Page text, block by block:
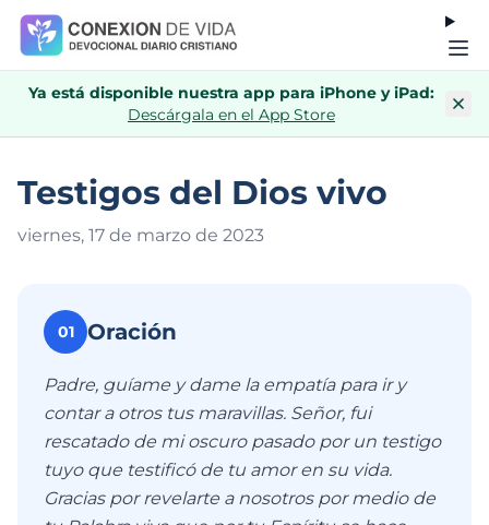
Ya está disponible nuestra app para iPhone y iPad:
Descárgala en el App Store
Testigos del Dios vivo
viernes, 17 de marzo de 2023
01 Oración
Padre, guíame y dame la empatía para ir y
contar a otros tus maravillas. Señor, fui
rescatado de mi oscuro pasado por un testigo
tuyo que testificó de tu amor en su vida.
Gracias por revelarte a nosotros por medio de